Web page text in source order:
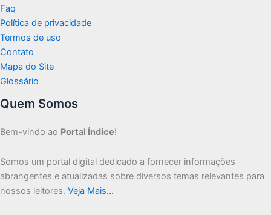
Faq
Política de privacidade
Termos de uso
Contato
Mapa do Site
Glossário
Quem Somos
Bem-vindo ao Portal Índice!
Somos um portal digital dedicado a fornecer informações
abrangentes e atualizadas sobre diversos temas relevantes para
nossos leitores. Veja Mais…